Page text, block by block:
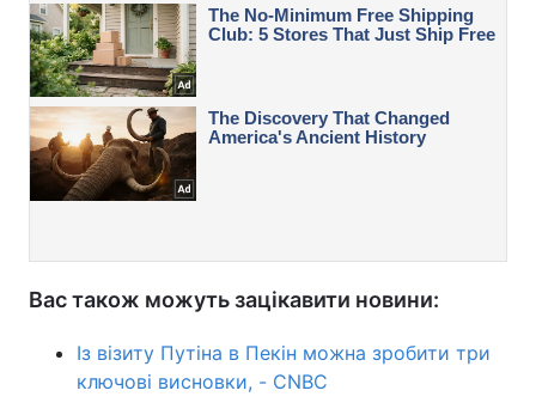
Вас також можуть зацікавити новини:
Із візиту Путіна в Пекін можна зробити три
ключові висновки, - CNBC